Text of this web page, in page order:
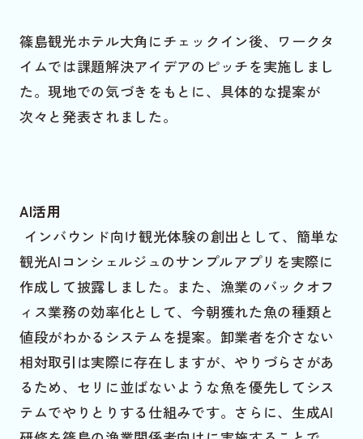
篠島観光ホテル大角にチェックイン後、ワークタ
イムでは課題解決アイデアのピッチを実施しまし
た。現地での気づきをもとに、具体的な提案が
次々と発表されました。
AI活用
インバウンド向け観光体験の創出として、簡単な
観光AIコンシェルジュのサンプルアプリを実際に
作成して披露しました。また、漁業のバックオフ
ィス業務の効率化として、今朝獲れた魚の種類と
値段がわかるシステムを提案。卸業者を介さない
相対取引は実際に存在しますが、やりづらさがあ
るため、セリに並ばないような魚を優先してシス
テムでやりとりする仕組みです。さらに、生成AI